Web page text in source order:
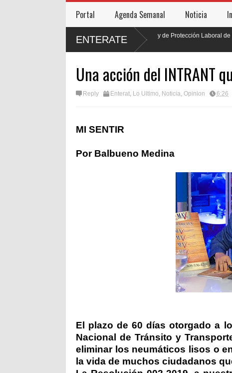
Portal Agenda Semanal Noticia
ENTERATE
hará justicia al promulgar Ley de Protección Laboral de los
Una acción del INTRANT
Reply Enterat, Lo Ultimo, Noticia, Opinion 6:26
MI SENTIR
Por Balbueno Medina
El plazo de 60 días otorgado a
Nacional de Tránsito y
eliminar los neumáticos lisos o
la vida de muchos ciudadanos